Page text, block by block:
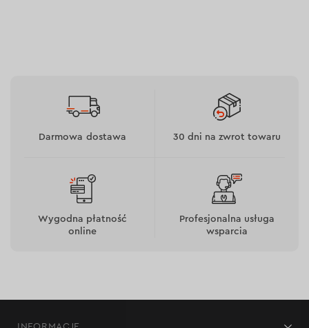
Darmowa dostawa 30 dni na zwrot towaru
Wygodna płatność
online
Profesjonalna usługa
wsparcia